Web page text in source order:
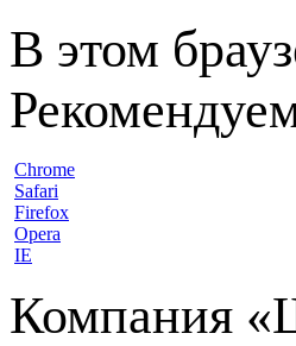
В этом
Chrome
Safari
Firefox
Opera
IE
Компания